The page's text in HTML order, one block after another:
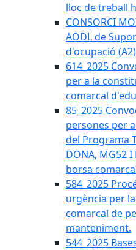
lloc de treball
CONSORCI
AODL de
d'ocupació (A2)
614_2025
per a la
comarcal
85_2025
persones per
del Programa
DONA, MG52
borsa
584_2025
urgència per
comarcal de
manteniment.
544_2025